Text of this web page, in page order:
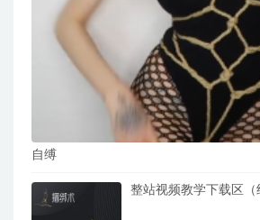
自缚
整站视频教学下载区（